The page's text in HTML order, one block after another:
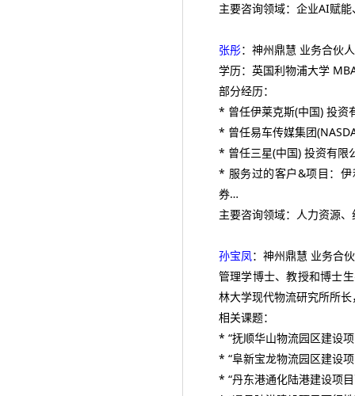
主要咨询领域：企业AI赋
张彤：神州鼎慧 业务合伙人
学历：英国利物浦大学
部分经历：
* 曾任伊莱克斯(中国) 投资
* 曾任易车传媒集团
* 曾任三星(中国) 投资有限
* 服务过的客户&项目：伊
券…
主要咨询领域：人力资源
孙宝凤：神州鼎慧 业务合
管理学博士、教授和博士
林大学现代物流研究所所
相关课题：
* “抚顺华山物流园区建设
* “阜新宝龙物流园区建设
* “丹东港通化陆港建设项